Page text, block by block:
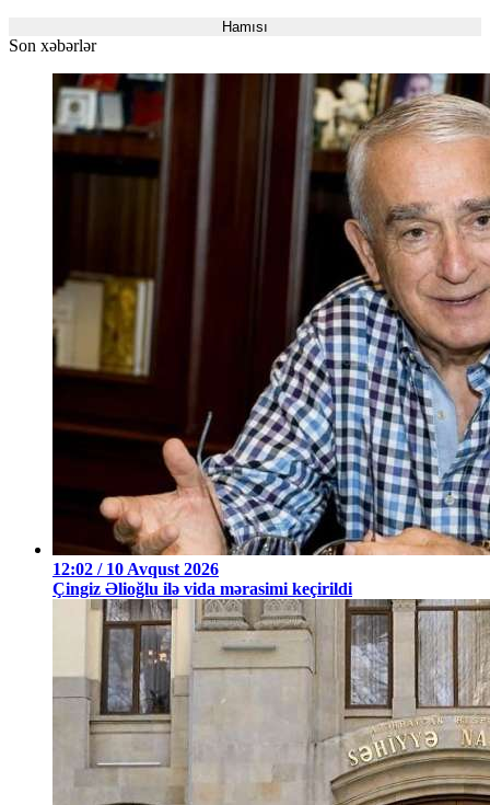
Hamısı
Son xəbərlər
12:02 / 10 Avqust 2026
Çingiz Əlioğlu ilə vida mərasimi keçirildi